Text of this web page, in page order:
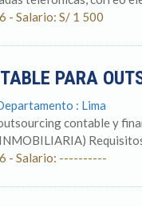
- Salario: S/ 1 500
PARA
: Lima
contable y
- Salario: ----------